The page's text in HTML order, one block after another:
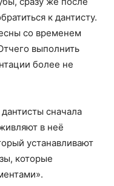
к дантисту.
со временем
выполнить
более не
сначала
в неё
устанавливают
которые